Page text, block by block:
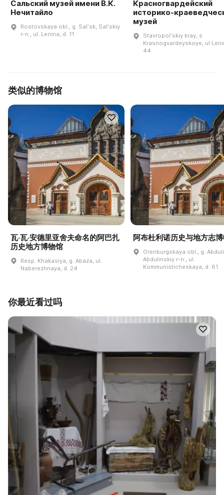
Сальский музей имени В.К.
Нечитайло
Rostovskaya obl., g. Salʹsk, Salʹskiy
r-n., ul. Lenina, d. 11
Красногвардейский
историко-
музей
Stavropolʹskiy kray, s
Krasnogvardeyskoye, ul
44
类似的博物馆
瓦·瓦·安德里亚舍夫命名的阿巴扎
历史地方博物馆
Resp. Khakasiya, g. Abaza, ul.
Naberezhnaya, d. 24
阿布杜利诺历史与地方志
Orenburgskaya obl., g.
Abdulinskiy r-n., ul.
Kommunisticheskaya, d. 61
你最近看过吗